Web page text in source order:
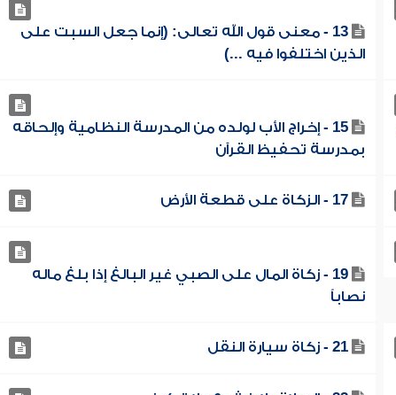
13 - معنى قول الله تعالى: (إنما جعل السبت على
الذين اختلفوا فيه ...)
15 - إخراج الأب لولده من المدرسة النظامية وإلحاقه
بمدرسة تحفيظ القرآن
17 - الزكاة على قطعة الأرض
19 - زكاة المال على الصبي غير البالغ إذا بلغ ماله
نصاباً
21 - زكاة سيارة النقل